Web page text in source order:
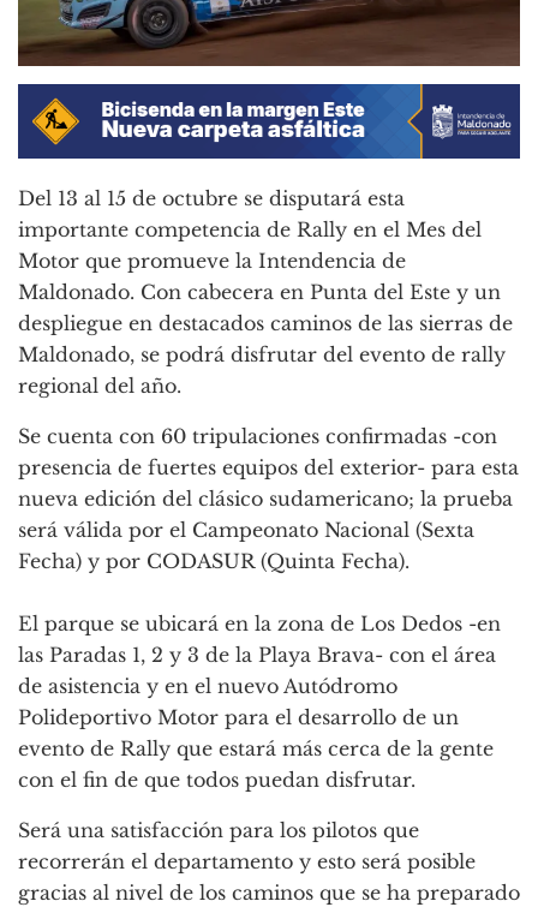
Del 13 al 15 de octubre se disputará esta
importante competencia de Rally en el Mes del
Motor que promueve la Intendencia de
Maldonado. Con cabecera en Punta del Este y un
despliegue en destacados caminos de las sierras de
Maldonado, se podrá disfrutar del evento de rally
regional del año.
Se cuenta con 60 tripulaciones confirmadas -con
presencia de fuertes equipos del exterior- para esta
nueva edición del clásico sudamericano; la prueba
será válida por el Campeonato Nacional (Sexta
Fecha) y por CODASUR (Quinta Fecha).
El parque se ubicará en la zona de Los Dedos -en
las Paradas 1, 2 y 3 de la Playa Brava- con el área
de asistencia y en el nuevo Autódromo
Polideportivo Motor para el desarrollo de un
evento de Rally que estará más cerca de la gente
con el fin de que todos puedan disfrutar.
Será una satisfacción para los pilotos que
recorrerán el departamento y esto será posible
gracias al nivel de los caminos que se ha preparado